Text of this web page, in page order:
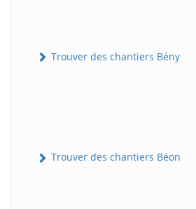
Trouver des chantiers Bény
Trouver des chantiers Béon